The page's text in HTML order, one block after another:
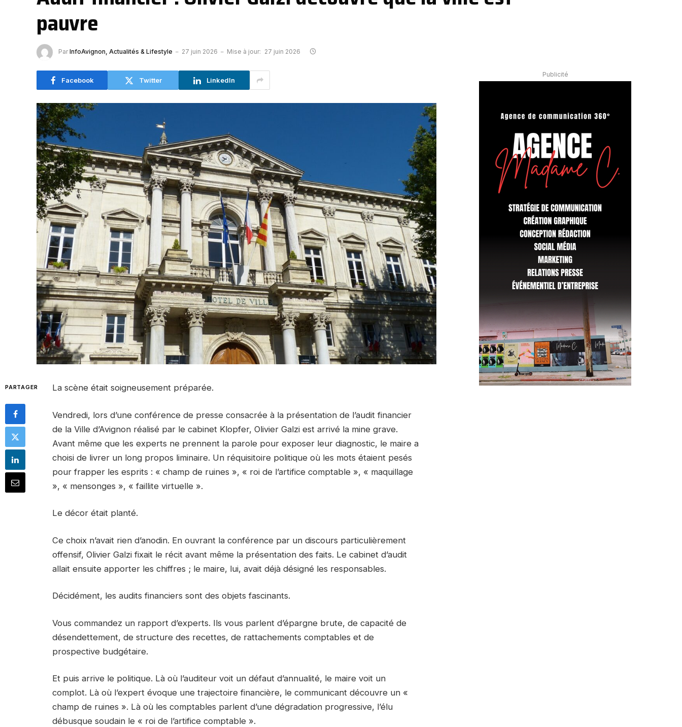
pauvre
Par InfoAvignon, Actualités & Lifestyle 27 juin 2026 Mise à jour: 27 juin 2026
Facebook Twitter LinkedIn
PARTAGER La scène était soigneusement préparée.
Vendredi, lors d’une conférence de presse consacrée à la présentation de l’audit financier
de la Ville d’Avignon réalisé par le cabinet Klopfer, Olivier Galzi est arrivé la mine grave.
Avant même que les experts ne prennent la parole pour exposer leur diagnostic, le maire a
choisi de livrer un long propos liminaire. Un réquisitoire politique où les mots étaient pesés
pour frapper les esprits : « champ de ruines », « roi de l’artifice comptable », « maquillage
», « mensonges », « faillite virtuelle ».
Le décor était planté.
Ce choix n’avait rien d’anodin. En ouvrant la conférence par un discours particulièrement
offensif, Olivier Galzi fixait le récit avant même la présentation des faits. Le cabinet d’audit
allait ensuite apporter les chiffres ; le maire, lui, avait déjà désigné les responsables.
Décidément, les audits financiers sont des objets fascinants.
Vous commandez un rapport d’experts. Ils vous parlent d’épargne brute, de capacité de
désendettement, de structure des recettes, de rattachements comptables et de
prospective budgétaire.
Et puis arrive le politique. Là où l’auditeur voit un défaut d’annualité, le maire voit un
complot. Là où l’expert évoque une trajectoire financière, le communicant découvre un «
champ de ruines ». Là où les comptables parlent d’une dégradation progressive, l’élu
débusque soudain le « roi de l’artifice comptable ».
Publicité